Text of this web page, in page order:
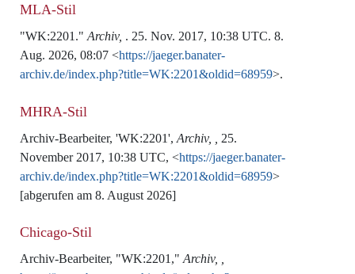
MLA-Stil
"WK:2201." Archiv, . 25. Nov. 2017, 10:38 UTC. 8.
Aug. 2026, 08:07 <https://jaeger.banater-
archiv.de/index.php?title=WK:2201&oldid=68959>.
MHRA-Stil
Archiv-Bearbeiter, 'WK:2201', Archiv, ,
25.
November 2017, 10:38 UTC, <https://jaeger.banater-
archiv.de/index.php?title=WK:2201&oldid=68959>
[abgerufen am 8. August 2026]
Chicago-Stil
Archiv-Bearbeiter, "WK:2201," Archiv, ,